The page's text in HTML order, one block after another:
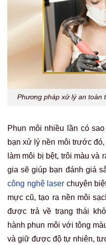
Phương pháp xử lý an toàn
Phun môi nhiều lần có
bạn xử lý nền môi trước
làm môi bị bệt, trôi màu và
gia sẽ giúp bạn đánh giá
công nghệ laser chuyên
mực cũ, tạo ra nền môi
được trả về trạng thái
hành phun môi với tông
và giữ được độ tự nhiên,